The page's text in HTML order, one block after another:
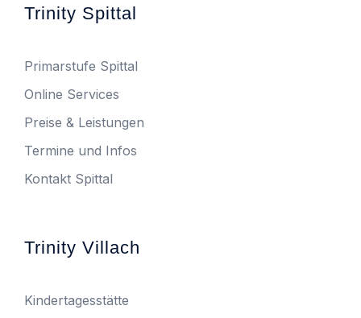
Trinity Spittal
Primarstufe Spittal
Online Services
Preise & Leistungen
Termine und Infos
Kontakt Spittal
Trinity Villach
Kindertagesstätte